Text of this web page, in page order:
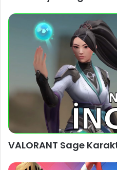
VALORANT Sage